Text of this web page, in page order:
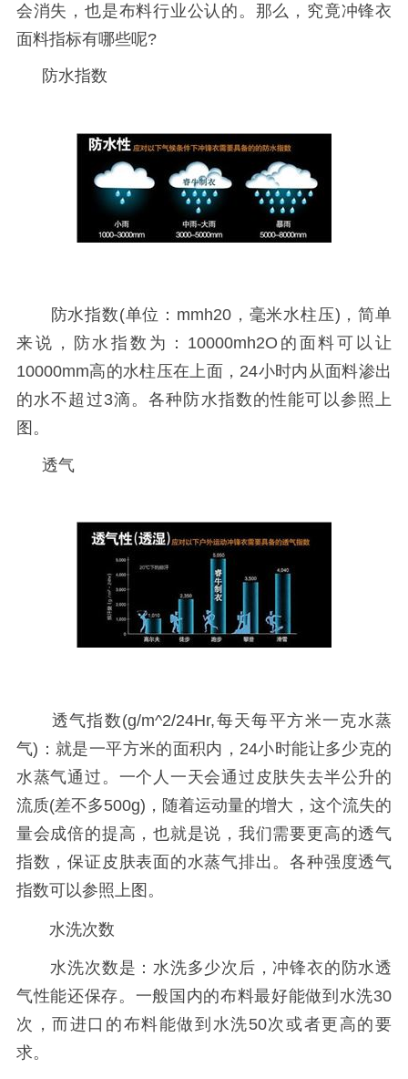
会消失，也是布料行业公认的。那么，究竟冲锋衣
面料指标有哪些呢?
防水指数
防水指数(单位：mmh20，毫米水柱压)，简单
来说，防水指数为：10000mh2O的面料可以让
10000mm高的水柱压在上面，24小时内从面料渗出
的水不超过3滴。各种防水指数的性能可以参照上
图。
透气
透气指数(g/m^2/24Hr,每天每平方米一克水蒸
气)：就是一平方米的面积内，24小时能让多少克的
水蒸气通过。一个人一天会通过皮肤失去半公升的
流质(差不多500g)，随着运动量的增大，这个流失的
量会成倍的提高，也就是说，我们需要更高的透气
指数，保证皮肤表面的水蒸气排出。各种强度透气
指数可以参照上图。
水洗次数
水洗次数是：水洗多少次后，冲锋衣的防水透
气性能还保存。一般国内的布料最好能做到水洗30
次，而进口的布料能做到水洗50次或者更高的要
求。